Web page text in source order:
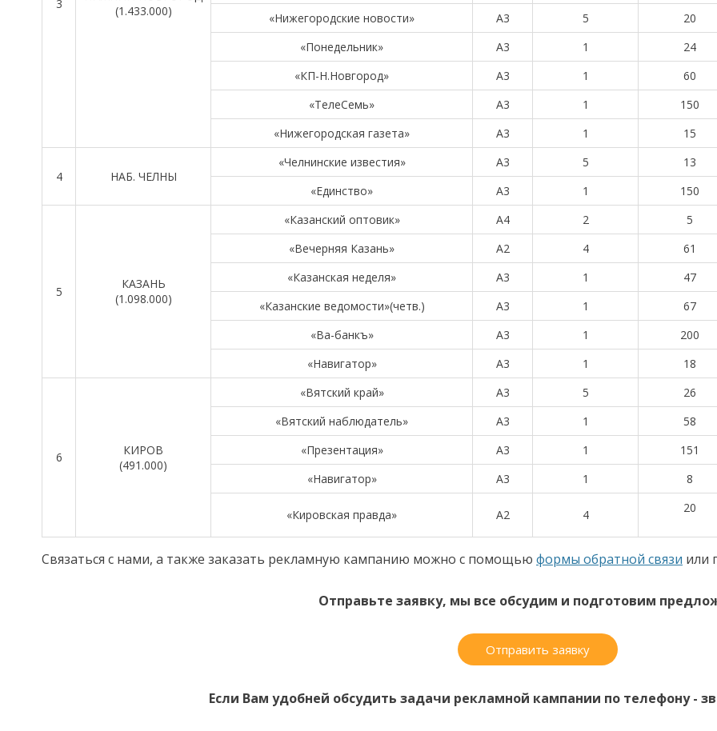
3
(1.433.000)
«Нижегородские новости»
А3 5
20
«Понедельник»
А3 1
24
«КП-Н.Новгород»
А3 1
60
«ТелеСемь»
А3 1
150
«Нижегородская газета»
А3 1 15
4 НАБ. ЧЕЛНЫ
«Челнинские известия» А3 5
13
«Единство»
А3 1 150
5
КАЗАНЬ
(1.098.000)
«Казанский оптовик» А4 2
5
«Вечерняя Казань»
А2 4
61
«Казанская неделя»
А3 1
47
«Казанские ведомости»(четв.)
A3 1
67
«Ва-банкъ»
А3 1
200
«Навигатор»
А3 1 18
6
КИРОВ
(491.000)
«Вятский край» А3 5
26
«Вятский наблюдатель»
А3 1
58
«Презентация»
А3 1
151
«Навигатор»
A3 1 8
«Кировская правда» А2 4 20
Связаться с нами, а также заказать рекламную кампанию можно с помощью формы обратной связи или
Отправьте заявку, мы все обсудим и подготовим
Отправить заявку
Если Вам удобней обсудить задачи рекламной кампании по телефону -